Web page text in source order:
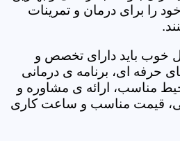
را برای درمان و تمرینات
خوب باید دارای تخصص و
حرفه ای، برنامه ی درمانی
مناسب، ارائه ی مشاوره و
قیمت مناسب و ساعت کاری